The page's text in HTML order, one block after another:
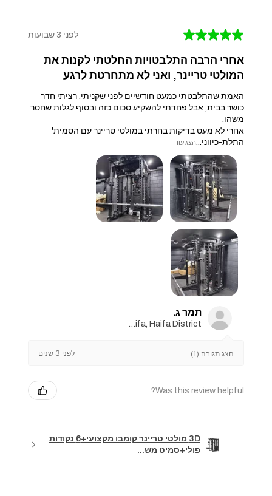
★
★
★
★
★ לפני 3 שבועות
אחרי הרבה התלבטויות החלטתי לקנות את
המולטי טריינר, ואני לא מתחרטת לרגע
האמת שהתלבטתי כמעט חודשיים לפני שקניתי. רציתי חדר
כושר בבית, אבל פחדתי להשקיע סכום כזה ובסוף לגלות שחסר
משהו.
אחרי לא מעט בדיקות בחרתי במולטי טריינר עם הסמית'
התלת-כיווני...הצג עוד
תמר ג.
Haifa, Haifa District
הצג תגובה (1) לפני 3 שנים
Was this review helpful?
3D מולטי טריינר קומבו מקצועי+6 נקודות
פולי+סמיט מש...